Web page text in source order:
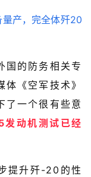
国的防务相关专
体《空军技术》
了一个很有些意
动机测试已经
提升歼-20的性